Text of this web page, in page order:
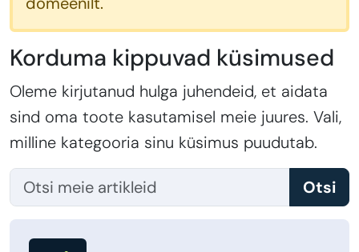
Korduma kippuvad küsimused
Oleme kirjutanud hulga juhendeid, et aidata
sind oma toote kasutamisel meie juures. Vali,
milline kategooria sinu küsimus puudutab.
Otsi